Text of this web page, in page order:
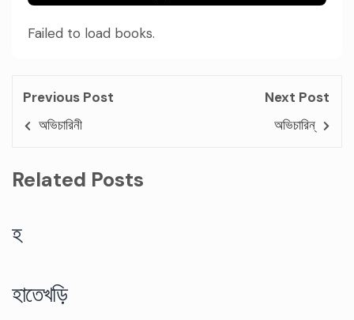
Failed to load books.
Previous Post
অভিচারিনী
Next Post
অভিচারিন্
Related Posts
হ
হাতেখড়ি